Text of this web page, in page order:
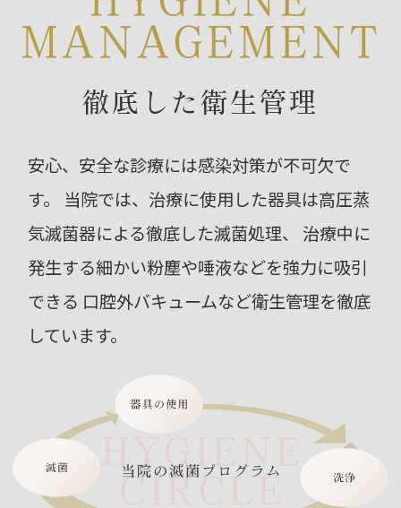
MANAGEMENT
徹底した衛生管理
安心、安全な診療には感染対策が不可欠で
す。
当院では、治療に使用した器具は高圧蒸
気滅菌器による徹底した滅菌処理、
治療中に
発生する細かい粉塵や唾液などを強力に吸引
できる 口腔外バキュームなど衛生管理を徹底
しています。